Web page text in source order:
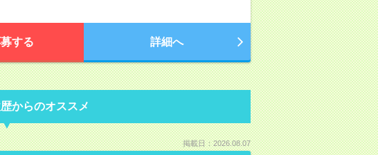
する 詳細へ
からのオススメ
掲載日：2026.08.07